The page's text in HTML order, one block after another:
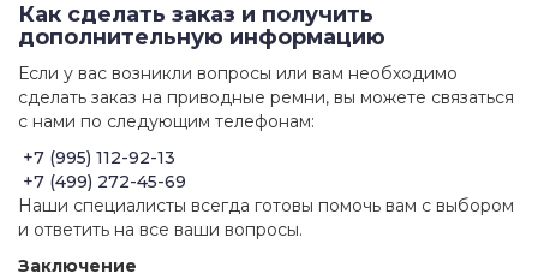
Как сделать заказ и получить
дополнительную информацию
Если у вас возникли вопросы или вам необходимо
сделать заказ на приводные ремни, вы можете связаться
с нами по следующим телефонам:
+7 (995) 112-92-13
+7 (499) 272-45-69
Наши специалисты всегда готовы помочь вам с выбором
и ответить на все ваши вопросы.
Заключение